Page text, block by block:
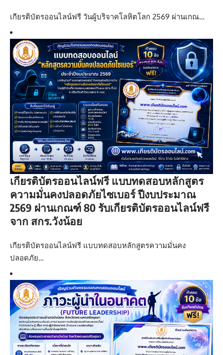
เกียรติบัตรออนไลน์ฟรี วันผู้บริจาคโลหิตโลก 2569 ผ่านเกณ…
เกียรติบัตรออนไลน์ฟรี แบบทดสอบหลักสูตร
ความมั่นคงปลอดภัยไซเบอร์ ปีงบประมาณ
2569 ผ่านเกณฑ์ 80 รับเกียรติบัตรออนไลน์ฟรี
จาก สกร.วังน้อย
เกียรติบัตรออนไลน์ฟรี แบบทดสอบหลักสูตรความมั่นคง
ปลอดภัย…